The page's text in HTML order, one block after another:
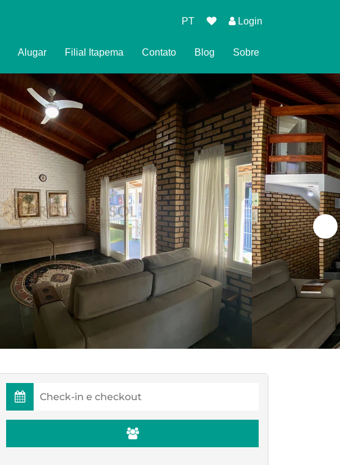
PT Login
Alugar
Imóveis
Formulário de Reserva
Promoções
Política de Privacidade
Termo e Condições para Reservar
Filial Itapema Contato Blog Sobre